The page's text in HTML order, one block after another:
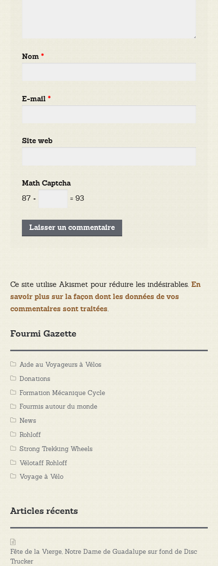
Nom*
E-mail*
Site web
Math Captcha
87 +
= 93
Ce site utilise Akismet pour réduire les indésirables. En
savoir plus sur la façon dont les données de vos
commentaires sont traitées.
Fourmi Gazette
Aide au Voyageurs à Vélos
Donations
Formation Mécanique Cycle
Fourmis autour du monde
News
Rohloff
Strong Trekking Wheels
Vélotaff Rohloff
Voyage à Vélo
Articles récents
Fête de la Vierge, Notre Dame de Guadalupe sur fond de Disc
Trucker